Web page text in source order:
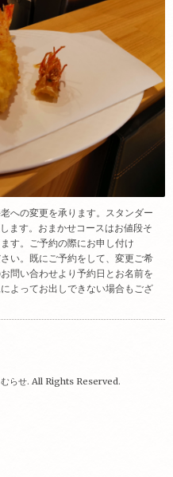
への変更を承ります。スタンダー
ます。おまかせコースはお値段そ
す。ご予約の際にお申し付け
い。既にご予約をして、変更ご希
問い合わせより予約日とお名前を
よってお出しできない場合もござ
らせ. All Rights Reserved.